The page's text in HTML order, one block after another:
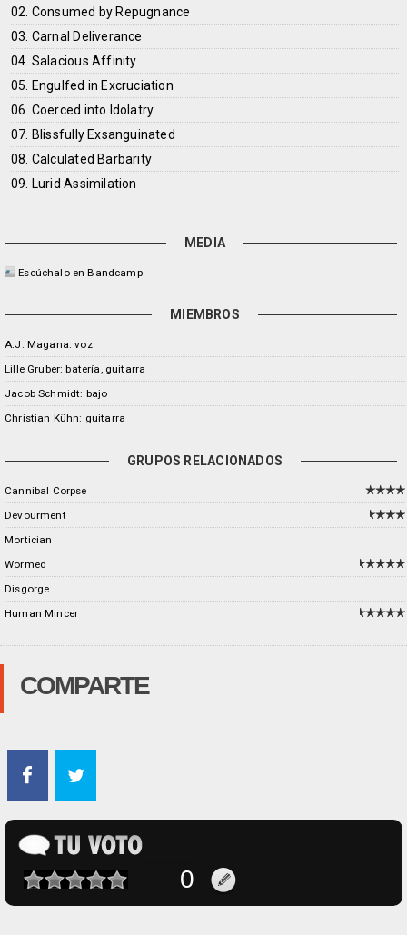
02. Consumed by Repugnance
03. Carnal Deliverance
04. Salacious Affinity
05. Engulfed in Excruciation
06. Coerced into Idolatry
07. Blissfully Exsanguinated
08. Calculated Barbarity
09. Lurid Assimilation
MEDIA
Escúchalo en Bandcamp
MIEMBROS
A.J. Magana: voz
Lille Gruber: batería, guitarra
Jacob Schmidt: bajo
Christian Kühn: guitarra
GRUPOS RELACIONADOS
Cannibal Corpse
Devourment
Mortician
Wormed
Disgorge
Human Mincer
COMPARTE